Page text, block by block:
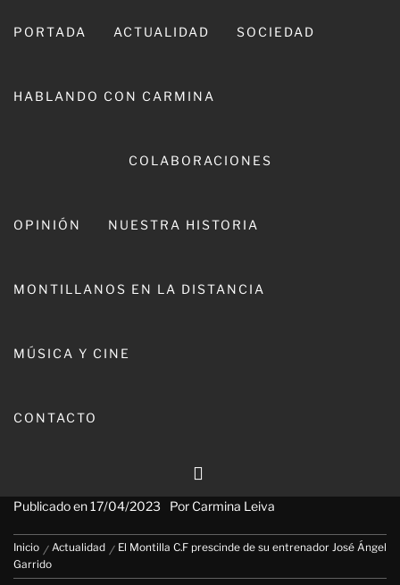
PORTADA ACTUALIDAD SOCIEDAD
HABLANDO CON CARMINA
COLABORACIONES
OPINIÓN NUESTRA HISTORIA
MONTILLANOS EN LA DISTANCIA
MÚSICA Y CINE
CONTACTO
Publicado en17/04/2023 Por Carmina Leiva
Inicio Actualidad
El Montilla C.F prescinde de su entrenador José Ángel
Garrido